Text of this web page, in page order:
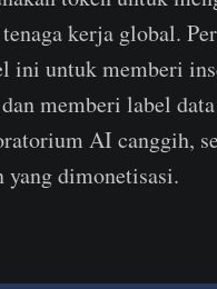
kerja global.
ini untuk memberi
memberi label
AI canggih,
yang dimonetisasi.